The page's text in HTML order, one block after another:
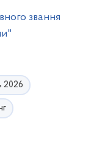
звання
2026